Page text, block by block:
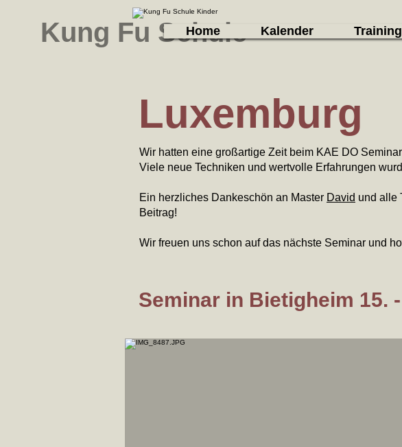
Kung Fu Schule
Home Kalender Training
Luxemburg
Wir hatten eine großartige Zeit beim KAE DO
Viele neue Techniken und wertvolle Erfahrungen
Ein herzliches Dankeschön an Master David und alle
Beitrag!
Wir freuen uns schon auf das nächste Seminar und
Seminar in Bietigheim 15.